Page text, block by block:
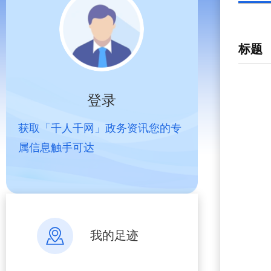
登录
获取「千人千网」政务资讯您的专
属信息触手可达
我的足迹
标题